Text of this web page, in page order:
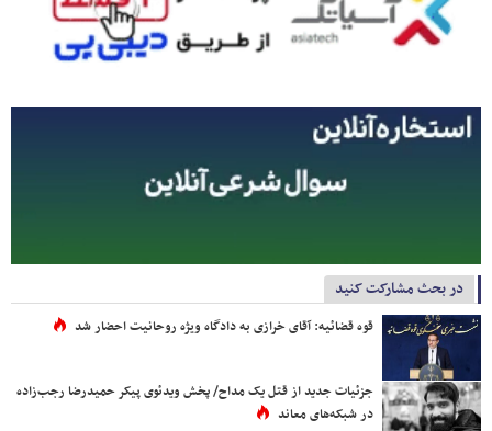
در بحث مشارکت کنید
قوه قضائیه: آقای خرازی به دادگاه ویژه روحانیت احضار شد
جزئیات جدید از قتل یک مداح/ پخش ویدئوی پیکر حمیدرضا رجب‌زاده
در شبکه‌های معاند